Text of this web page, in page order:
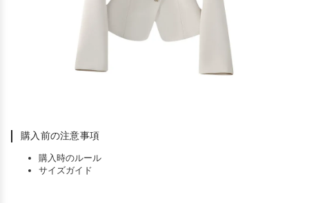
購入前の注意事項
購入時のルール
サイズガイド